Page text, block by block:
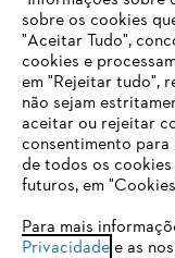
Contacto
Condições gerais
O SEU
ESTE
Está utilizar um
obter o melhor uso
para um dos
sobre os cookies
"Aceitar Tudo",
cookies e
em "Rejeitar tudo",
não sejam
aceitar ou rejeitar
consentimento
de todos os
futuros, em
Para mais
Privacidadee as